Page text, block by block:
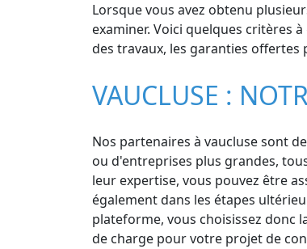
Lorsque vous avez obtenu
examiner. Voici quelques critères
des travaux, les garanties offertes
VAUCLUSE :
Nos partenaires à vaucluse sont
ou d'entreprises plus grandes,
leur expertise, vous pouvez être
également dans les étapes
plateforme, vous choisissez donc
de charge pour votre projet de